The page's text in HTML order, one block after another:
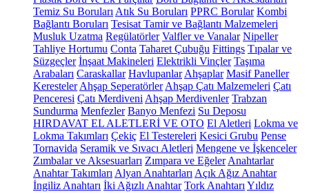
Temiz Su Boruları Atık Su Boruları PPRC Borular Kombi
Bağlantı Boruları Tesisat Tamir ve Bağlantı Malzemeleri
Musluk Uzatma Regülatörler Valfler ve Vanalar Nipeller
Tahliye Hortumu Conta Taharet Çubuğu Fittings Tıpalar ve
Süzgeçler İnşaat Makineleri Elektrikli Vinçler Taşıma
Arabaları Caraskallar Havlupanlar Ahşaplar Masif Paneller
Keresteler Ahşap Seperatörler Ahşap Çatı Malzemeleri Çatı
Penceresi Çatı Merdiveni Ahşap Merdivenler Trabzan
Sundurma Menfezler Banyo Menfezi Su Deposu
HIRDAVAT EL ALETLERİ VE OTO El Aletleri Lokma ve
Lokma Takımları Çekiç El Testereleri Kesici Grubu Pense
Tornavida Seramik ve Sıvacı Aletleri Mengene ve İşkenceler
Zımbalar ve Aksesuarları Zımpara ve Eğeler Anahtarlar
Anahtar Takımları Alyan Anahtarları Açık Ağız Anahtar
İngiliz Anahtarı İki Ağızlı Anahtar Tork Anahtarı Yıldız